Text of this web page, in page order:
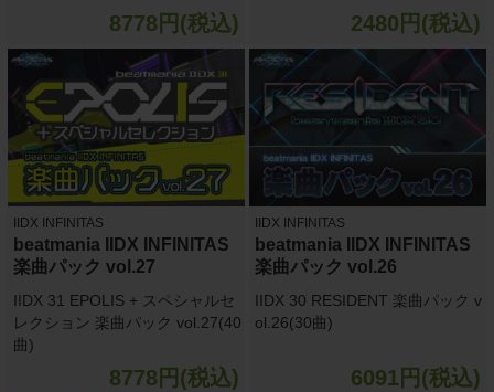
8778円(税込) 2480円(税込)
IIDX INFINITAS
beatmania IIDX INFINITAS
楽曲パック vol.27
IIDX 31 EPOLIS + スペシャルセ
レクション 楽曲パック vol.27(40
曲)
8778円(税込)
IIDX INFINITAS
beatmania IIDX INFINITAS
楽曲パック vol.26
IIDX 30 RESIDENT 楽曲パック v
ol.26(30曲)
6091円(税込)